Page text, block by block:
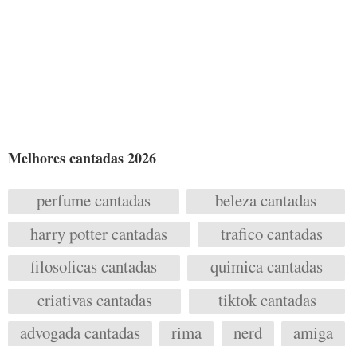
Melhores cantadas 2026
perfume cantadas
beleza cantadas
harry potter cantadas
trafico cantadas
filosoficas cantadas
quimica cantadas
criativas cantadas
tiktok cantadas
advogada cantadas
rima nerd amiga